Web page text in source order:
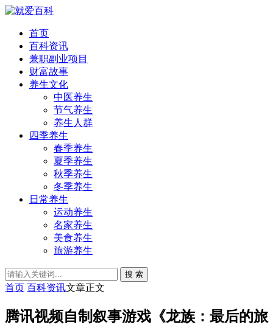
首页
百科资讯
兼职副业项目
财富故事
养生文化
中医养生
节气养生
养生人群
四季养生
春季养生
夏季养生
秋季养生
冬季养生
日常养生
运动养生
名家养生
美食养生
旅游养生
搜 索
首页 百科资讯文章正文
腾讯视频自制叙事游戏《龙族：最后的旅